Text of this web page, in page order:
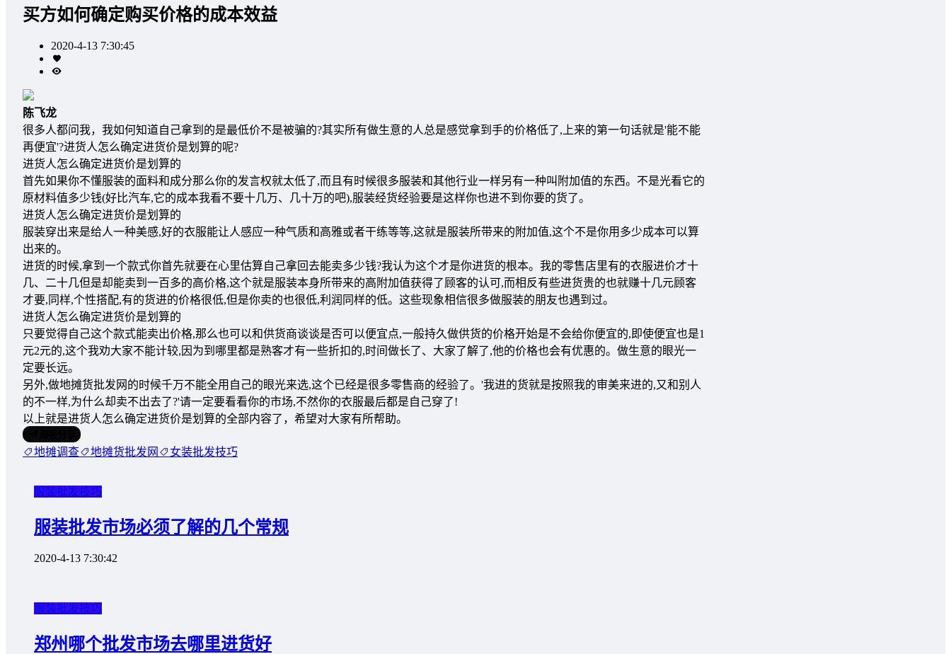
买方如何确定购买价格的成本效益
2020-4-13 7:30:45
陈飞龙
很多人都问我，我如何知道自己拿到的是最低价不是被骗的?其实所有做生意的人总是感觉拿到手的价格低了,上来的第一句话就是'能不能
再便宜'?进货人怎么确定进货价是划算的呢?
进货人怎么确定进货价是划算的
首先如果你不懂服装的面料和成分那么你的发言权就太低了,而且有时候很多服装和其他行业一样另有一种叫附加值的东西。不是光看它的
原材料值多少钱(好比汽车,它的成本我看不要十几万、几十万的吧),服装经货经验要是这样你也进不到你要的货了。
进货人怎么确定进货价是划算的
服装穿出来是给人一种美感,好的衣服能让人感应一种气质和高雅或者干练等等,这就是服装所带来的附加值,这个不是你用多少成本可以算
出来的。
进货的时候,拿到一个款式你首先就要在心里估算自己拿回去能卖多少钱?我认为这个才是你进货的根本。我的零售店里有的衣服进价才十
几、二十几但是却能卖到一百多的高价格,这个就是服装本身所带来的高附加值获得了顾客的认可,而相反有些进货贵的也就赚十几元顾客
才要,同样,个性搭配,有的货进的价格很低,但是你卖的也很低,利润同样的低。这些现象相信很多做服装的朋友也遇到过。
进货人怎么确定进货价是划算的
只要觉得自己这个款式能卖出价格,那么也可以和供货商谈谈是否可以便宜点,一般持久做供货的价格开始是不会给你便宜的,即使便宜也是1
元2元的,这个我劝大家不能计较,因为到哪里都是熟客才有一些折扣的,时间做长了、大家了解了,他的价格也会有优惠的。做生意的眼光一
定要长远。
另外,做地摊货批发网的时候千万不能全用自己的眼光来选,这个已经是很多零售商的经验了。'我进的货就是按照我的审美来进的,又和别人
的不一样,为什么却卖不出去了?'请一定要看看你的市场,不然你的衣服最后都是自己穿了!
以上就是进货人怎么确定进货价是划算的全部内容了，希望对大家有所帮助。
地摊调查 地摊货批发网 女装批发技巧
服装批发技巧
服装批发市场必须了解的几个常规
2020-4-13 7:30:42
服装批发技巧
郑州哪个批发市场去哪里进货好